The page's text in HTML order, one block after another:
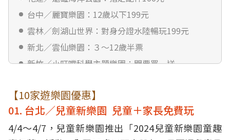
台中／麗寶樂園：12歲以下199元
雲林／劍湖山世界：對身分證水陸暢玩199元
新北／雲仙樂園：３～12歲半票
新竹／小叮噹科學主題樂園：門票買一送一
【７大親子景點優惠】
宜蘭／綠舞莊園日式主題遊樂區：６歲以下免門票
苗栗／橙香森林：未滿12歲免費
【10家遊樂園優惠】
01. 台北／兒童新樂園 兒童＋家長免費玩
4/4～4/7，兒童新樂園推出「2024兒童新樂園童趣